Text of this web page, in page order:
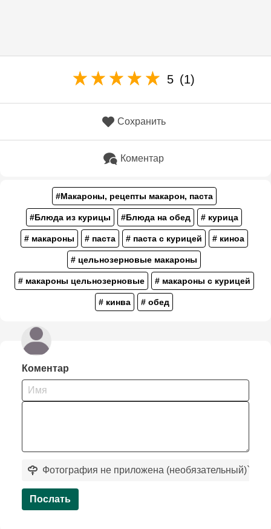
5 (1)
Сохранить
Коментар
#Макароны, рецепты макарон, паста
#Блюда из курицы #Блюда на обед # курица
# макароны # паста # паста с курицей # киноа
# цельнозерновые макароны
# макароны цельнозерновые # макароны с курицей
# кинва # обед
Коментар
Фотография не приложена (необязательный)`
Послать